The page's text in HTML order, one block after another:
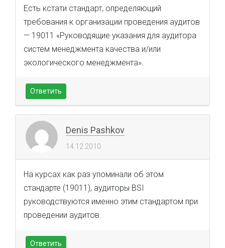
Есть кстати стандарт, определяющий
требования к организации проведения аудитов
— 19011 «Руководящие указания для аудитора
систем менеджмента качества и/или
экологического менеджмента».
Ответить
Denis Pashkov
14.12.2010
На курсах как раз упоминали об этом
стандарте (19011), аудиторы BSI
руководствуются именно этим стандартом при
проведении аудитов.
Ответить